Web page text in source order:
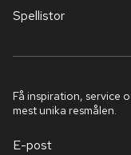
Spellistor
Få inspiration, service
mest unika resmålen.
E-post